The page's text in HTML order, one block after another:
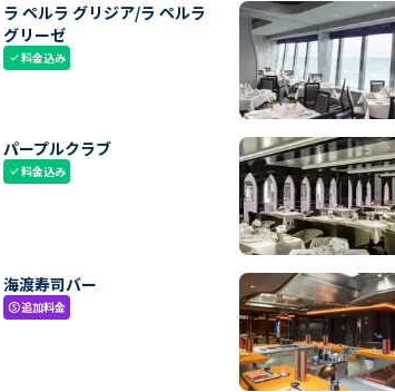
ラ ペルラ グリジア/ラ ペルラ
グリーゼ
check料金込み
パープルクラブ
check料金込み
海渡寿司バー
paid追加料金